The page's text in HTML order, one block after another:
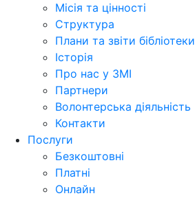
Місія та цінності
Структура
Плани та звіти бібліотеки
Історія
Про нас у ЗМІ
Партнери
Волонтерська діяльність
Контакти
Послуги
Безкоштовні
Платні
Онлайн